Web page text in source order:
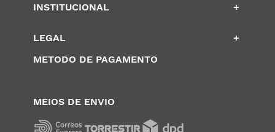
INSTITUCIONAL +
LEGAL
+
METODO DE PAGAMENTO
MEIOS DE ENVIO